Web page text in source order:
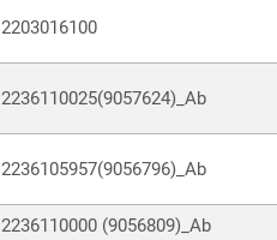
2203016100
2236110025(9057624)_Ab
2236105957(9056796)_Ab
2236110000 (9056809)_Ab